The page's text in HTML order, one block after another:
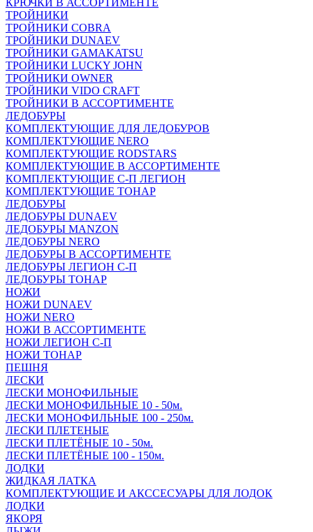
КРЮЧКИ В АССОРТИМЕНТЕ
ТРОЙНИКИ
ТРОЙНИКИ COBRA
ТРОЙНИКИ DUNAEV
ТРОЙНИКИ GAMAKATSU
ТРОЙНИКИ LUCKY JOHN
ТРОЙНИКИ OWNER
ТРОЙНИКИ VIDO CRAFT
ТРОЙНИКИ В АССОРТИМЕНТЕ
ЛЕДОБУРЫ
КОМПЛЕКТУЮЩИЕ ДЛЯ ЛЕДОБУРОВ
КОМПЛЕКТУЮЩИЕ NERO
КОМПЛЕКТУЮЩИЕ RODSTARS
КОМПЛЕКТУЮЩИЕ В АССОРТИМЕНТЕ
КОМПЛЕКТУЮЩИЕ С-П ЛЕГИОН
КОМПЛЕКТУЮЩИЕ ТОНАР
ЛЕДОБУРЫ
ЛЕДОБУРЫ DUNAEV
ЛЕДОБУРЫ MANZON
ЛЕДОБУРЫ NERO
ЛЕДОБУРЫ В АССОРТИМЕНТЕ
ЛЕДОБУРЫ ЛЕГИОН С-П
ЛЕДОБУРЫ ТОНАР
НОЖИ
НОЖИ DUNAEV
НОЖИ NERO
НОЖИ В АССОРТИМЕНТЕ
НОЖИ ЛЕГИОН С-П
НОЖИ ТОНАР
ПЕШНЯ
ЛЕСКИ
ЛЕСКИ МОНОФИЛЬНЫЕ
ЛЕСКИ МОНОФИЛЬНЫЕ 10 - 50м.
ЛЕСКИ МОНОФИЛЬНЫЕ 100 - 250м.
ЛЕСКИ ПЛЕТЕНЫЕ
ЛЕСКИ ПЛЕТЁНЫЕ 10 - 50м.
ЛЕСКИ ПЛЕТЁНЫЕ 100 - 150м.
ЛОДКИ
ЖИДКАЯ ЛАТКА
КОМПЛЕКТУЮЩИЕ И АКССЕСУАРЫ ДЛЯ ЛОДОК
ЛОДКИ
ЯКОРЯ